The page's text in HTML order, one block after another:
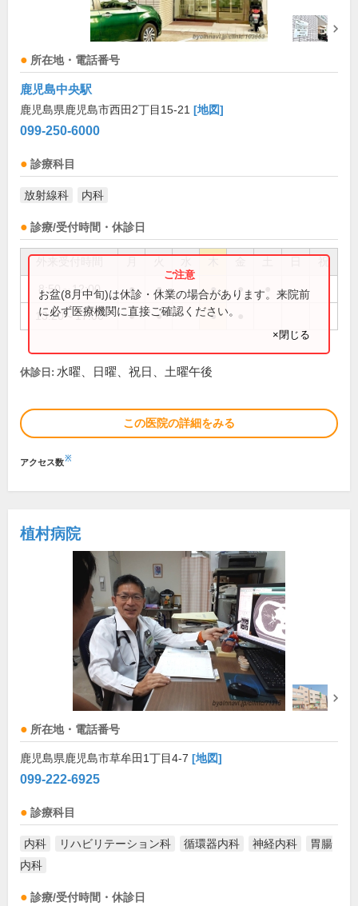
所在地・電話番号
鹿児島中央駅
鹿児島県鹿児島市西田2丁目15-21 [地図]
099-250-6000
診療科目
放射線科 内科
診療/受付時間・休診日
祝
8:50～12:00 ● ● ● ●
13:20～17:00 ● ● ●
お盆(8月中旬)は休診・休業の場合があります。来院前
に必ず医療機関に直接ご確認ください。
×閉じる
休診日: 水曜、日曜、祝日、土曜午後
この医院の詳細をみる
アクセス数※
植村病院
所在地・電話番号
鹿児島県鹿児島市草牟田1丁目4-7 [地図]
099-222-6925
診療科目
内科 リハビリテーション科 循環器内科 神経内科
胃腸
内科
診療/受付時間・休診日